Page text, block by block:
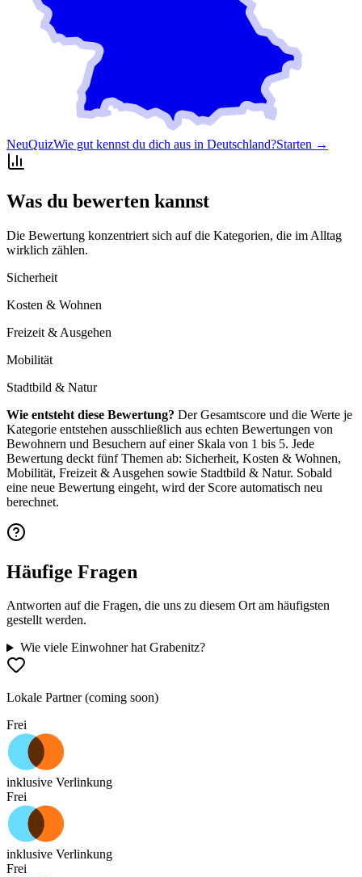
NeuQuizWie gut kennst du dich aus in Deutschland?Starten →
Was du bewerten kannst
Die Bewertung konzentriert sich auf die Kategorien, die im Alltag
wirklich zählen.
Sicherheit
Kosten & Wohnen
Freizeit & Ausgehen
Mobilität
Stadtbild & Natur
Wie entsteht diese Bewertung? Der Gesamtscore und die Werte je
Kategorie entstehen ausschließlich aus echten Bewertungen von
Bewohnern und Besuchern auf einer Skala von 1 bis 5. Jede
Bewertung deckt fünf Themen ab: Sicherheit, Kosten & Wohnen,
Mobilität, Freizeit & Ausgehen sowie Stadtbild & Natur. Sobald
eine neue Bewertung eingeht, wird der Score automatisch neu
berechnet.
Häufige Fragen
Antworten auf die Fragen, die uns zu diesem Ort am häufigsten
gestellt werden.
Wie viele Einwohner hat Grabenitz?
Lokale Partner (coming soon)
Frei
inklusive Verlinkung
Frei
inklusive Verlinkung
Frei